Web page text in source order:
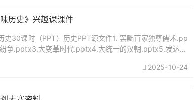
历史》兴趣课课件
史30课时（PPT）历史PPT源文件1. 罢黜百家独尊儒术.pp
争.pptx3.大变革时代.pptx4.大统一的汉朝.pptx5.发达的
2025-10-24